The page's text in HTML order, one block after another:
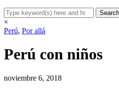
×
Perú, Por allá
Perú con niños
noviembre 6, 2018